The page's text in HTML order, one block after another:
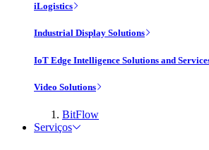
iLogistics
Industrial Display Solutions
IoT Edge Intelligence Solutions and
Video Solutions
BitFlow
Serviços